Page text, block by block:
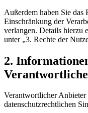
Außerdem haben Sie das
Einschränkung der
verlangen. Details hierzu
unter „3. Rechte der
2.
Verantwortliche
Verantwortlicher Anbieter
datenschutzrechtlichen